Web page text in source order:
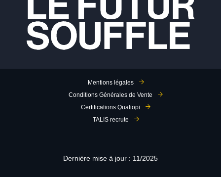
Mentions légales
Conditions Générales de Vente
Certifications Qualiopi
TALIS recrute
Dernière mise à jour : 11/2025